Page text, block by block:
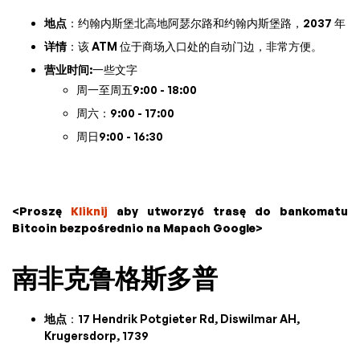
地点 ：约翰内斯堡北高地阿瑟尔路和约翰内斯堡路，2037 年
详情：该 ATM 位于商场入口处的自动门边，非常方便。
营业时间:一些文字
周一至周五9:00 - 18:00
周六：9:00 - 17:00
周日9:00 - 16:30
<Proszę Kliknij aby utworzyć trasę do bankomatu
Bitcoin bezpośrednio na Mapach Google>
南非克鲁格斯多普
地点 ：17 Hendrik Potgieter Rd, Diswilmar AH,
Krugersdorp, 1739